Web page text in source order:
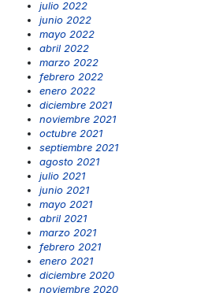
julio 2022
junio 2022
mayo 2022
abril 2022
marzo 2022
febrero 2022
enero 2022
diciembre 2021
noviembre 2021
octubre 2021
septiembre 2021
agosto 2021
julio 2021
junio 2021
mayo 2021
abril 2021
marzo 2021
febrero 2021
enero 2021
diciembre 2020
noviembre 2020